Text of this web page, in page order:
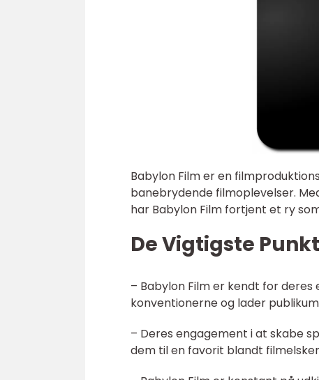
Babylon Film er en
banebrydende filmoplevelser.
har Babylon Film fortjent et ry
De Vigtigste
– Babylon Film er kendt for
konventionerne og lader
– Deres engagement i at skabe
dem til en favorit blandt